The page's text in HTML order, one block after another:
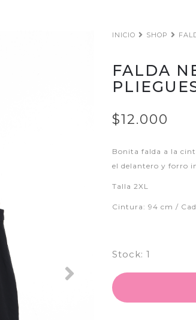
Next
INICIO SHOP
FALDA
$12.000
Bonita falda a la
el delantero y forro
Talla 2XL
Cintura: 94 cm /
Stock: 1